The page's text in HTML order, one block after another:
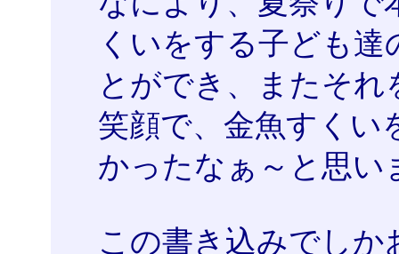
くいをする子ども達
とができ、またそ
笑顔で、金魚すくい
かったなぁ～と思い
この書き込みでし